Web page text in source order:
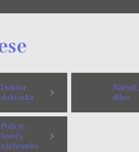
Doktor,
doktorka
Nářadí,
dílna
Policie,
hasiči,
záchranka